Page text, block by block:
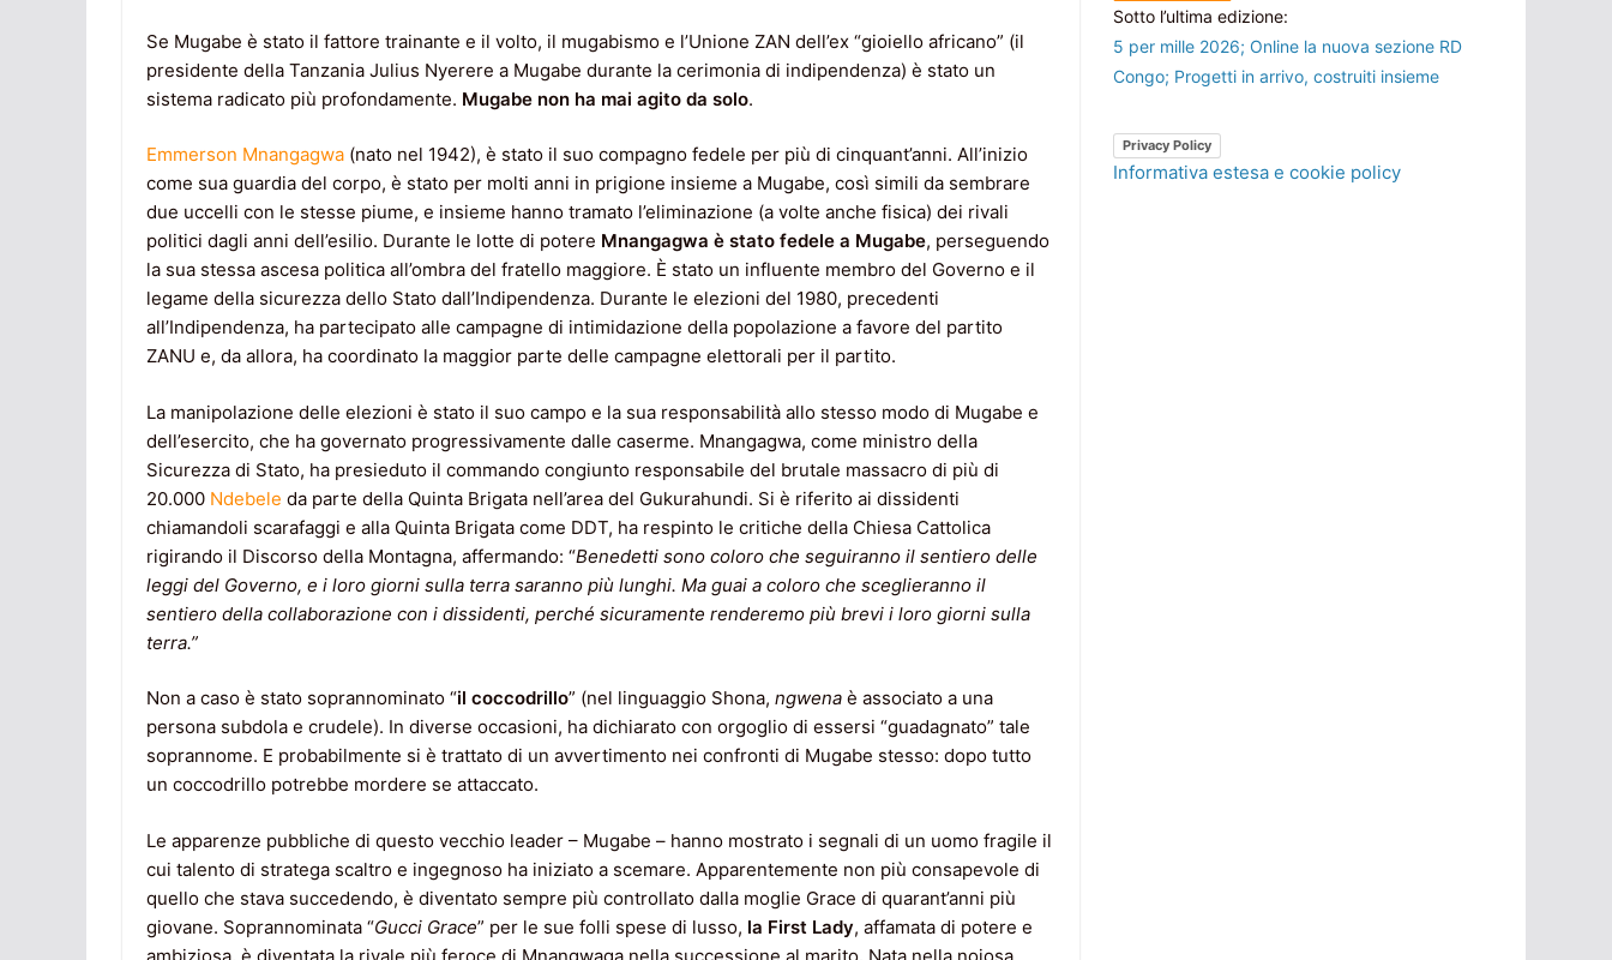
Se Mugabe è stato il fattore trainante e il volto, il mugabismo e l’Unione ZAN dell’ex “gioiello africano” (il
presidente della Tanzania Julius Nyerere a Mugabe durante la cerimonia di indipendenza) è stato un
sistema radicato più profondamente. Mugabe non ha mai agito da solo.
Emmerson Mnangagwa (nato nel 1942), è stato il suo compagno fedele per più di cinquant’anni. All’inizio
come sua guardia del corpo, è stato per molti anni in prigione insieme a Mugabe, così simili da sembrare
due uccelli con le stesse piume, e insieme hanno tramato l’eliminazione (a volte anche fisica) dei rivali
politici dagli anni dell’esilio. Durante le lotte di potere Mnangagwa è stato fedele a Mugabe, perseguendo
la sua stessa ascesa politica all’ombra del fratello maggiore. È stato un influente membro del Governo e il
legame della sicurezza dello Stato dall’Indipendenza. Durante le elezioni del 1980, precedenti
all’Indipendenza, ha partecipato alle campagne di intimidazione della popolazione a favore del partito
ZANU e, da allora, ha coordinato la maggior parte delle campagne elettorali per il partito.
La manipolazione delle elezioni è stato il suo campo e la sua responsabilità allo stesso modo di Mugabe e
dell’esercito, che ha governato progressivamente dalle caserme. Mnangagwa, come ministro della
Sicurezza di Stato, ha presieduto il commando congiunto responsabile del brutale massacro di più di
20.000 Ndebele da parte della Quinta Brigata nell’area del Gukurahundi. Si è riferito ai dissidenti
chiamandoli scarafaggi e alla Quinta Brigata come DDT, ha respinto le critiche della Chiesa Cattolica
rigirando il Discorso della Montagna, affermando: “Benedetti sono coloro che seguiranno il sentiero delle
leggi del Governo, e i loro giorni sulla terra saranno più lunghi. Ma guai a coloro che sceglieranno il
sentiero della collaborazione con i dissidenti, perché sicuramente renderemo più brevi i loro giorni sulla
terra.”
Non a caso è stato soprannominato “il coccodrillo” (nel linguaggio Shona, ngwena è associato a una
persona subdola e crudele). In diverse occasioni, ha dichiarato con orgoglio di essersi “guadagnato” tale
soprannome. E probabilmente si è trattato di un avvertimento nei confronti di Mugabe stesso: dopo tutto
un coccodrillo potrebbe mordere se attaccato.
Le apparenze pubbliche di questo vecchio leader – Mugabe – hanno mostrato i segnali di un uomo fragile il
cui talento di stratega scaltro e ingegnoso ha iniziato a scemare. Apparentemente non più consapevole di
quello che stava succedendo, è diventato sempre più controllato dalla moglie Grace di quarant’anni più
giovane. Soprannominata “Gucci Grace” per le sue folli spese di lusso, la First Lady, affamata di potere e
Sotto l’ultima edizione:
5 per mille 2026; Online la nuova sezione RD
Congo; Progetti in arrivo, costruiti insieme
Privacy Policy
Informativa estesa e cookie policy